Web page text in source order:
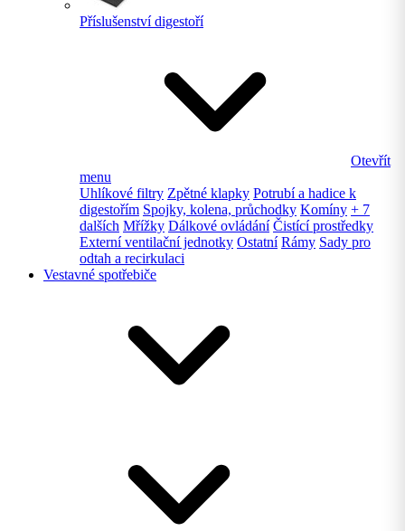
Příslušenství digestoří
Otevřít
menu
Uhlíkové filtry Zpětné klapky Potrubí a hadice k
digestořím Spojky, kolena, průchodky Komíny + 7
dalších Mřížky Dálkové ovládání Čistící prostředky
Externí ventilační jednotky Ostatní Rámy Sady pro
odtah a recirkulaci
Vestavné spotřebiče